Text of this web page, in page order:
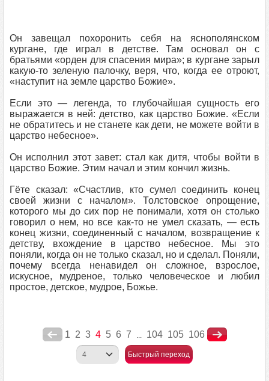
Он завещал похоронить себя на яснополянском
кургане, где играл в детстве. Там основал он с
братьями «орден для спасения мира»; в кургане зарыл
какую-то зеленую палочку, веря, что, когда ее отроют,
«наступит на земле царство Божие».
Если это — легенда, то глубочайшая сущность его
выражается в ней: детство, как царство Божие. «Если
не обратитесь и не станете как дети, не можете войти в
царство небесное».
Он исполнил этот завет: стал как дитя, чтобы войти в
царство Божие. Этим начал и этим кончил жизнь.
Гёте сказал: «Счастлив, кто сумел соединить конец
своей жизни с началом». Толстовское опрощение,
которого мы до сих пор не понимали, хотя он столько
говорил о нем, но все как-то не умел сказать, — есть
конец жизни, соединенный с началом, возвращение к
детству, вхождение в царство небесное. Мы это
поняли, когда он не только сказал, но и сделал. Поняли,
почему всегда ненавидел он сложное, взрослое,
искусное, мудреное, только человеческое и любил
простое, детское, мудрое, Божье.
1 2 3 4 5 6 7 ... 104 105 106
Быстрый переход